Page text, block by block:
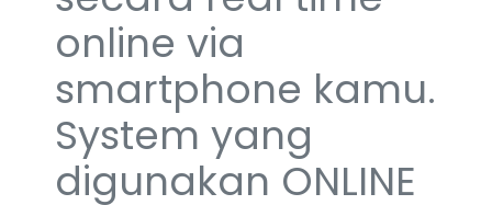
online via
smartphone kamu.
System yang
digunakan ONLINE